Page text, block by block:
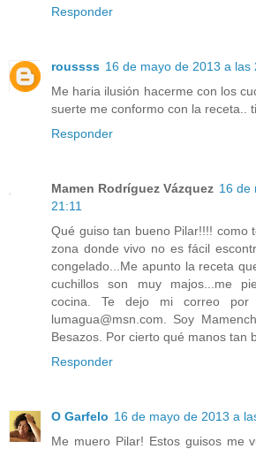
Responder
roussss 16 de mayo de 2013 a las
Me haria ilusión hacerme con los
suerte me conformo con la receta..
Responder
Mamen Rodríguez Vázquez 16 de
21:11
Qué guiso tan bueno Pilar!!!! como
zona donde vivo no es fácil
congelado...Me apunto la receta
cuchillos son muy majos...me
cocina. Te dejo mi correo por
lumagua@msn.com. Soy
Besazos. Por cierto qué manos tan
Responder
O Garfelo 16 de mayo de 2013 a
Me muero Pilar! Estos guisos me